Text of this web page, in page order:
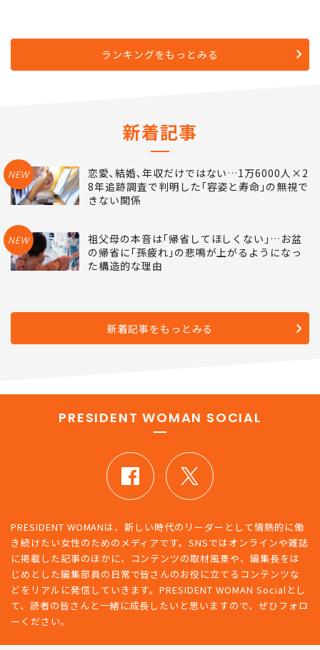
ランキングをもっとみる
新着記事
NEW
恋愛､結婚､年収だけではない…1万6000人×2
8年追跡調査で判明した｢容姿と寿命｣の無視で
きない関係
NEW
祖父母の本音は｢帰省してほしくない｣…お盆
の帰省に｢孫疲れ｣の悲鳴が上がるようになっ
た構造的な理由
新着記事をもっとみる
PRESIDENT WOMAN SOCIAL
PRESIDENT WOMANは、新しい時代のリーダーとして情熱的に働
き続けたい女性のためのメディアです。SNSではオンラインや雑誌
に掲載した記事のほかに、コンテンツの取材風景や、編集長をは
じめとした編集部員の日常で皆さんのお役に立てるコンテンツな
どをリアルに発信していきます。PRESIDENT WOMAN Socialとし
て、読者の皆さんと一緒に成長したいと思いますので、ぜひフォロ
ーください。